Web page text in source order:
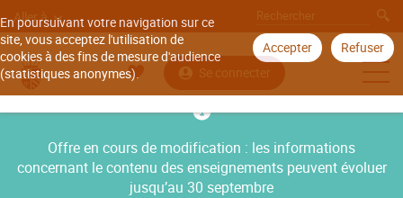
En poursuivant votre navigation sur ce
site, vous acceptez l'utilisation de
cookies à des fins de mesure d'audience
(statistiques anonymes).
Accepter Refuser
Aller à
Se connecter
Offre en cours de modification : les informations
concernant le contenu des enseignements peuvent évoluer
jusqu’au 30 septembre